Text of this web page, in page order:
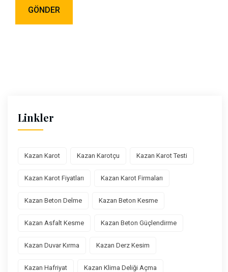
Linkler
Kazan Karot Kazan Karotçu Kazan Karot Testi
Kazan Karot Fiyatları Kazan Karot Firmaları
Kazan Beton Delme Kazan Beton Kesme
Kazan Asfalt Kesme Kazan Beton Güçlendirme
Kazan Duvar Kırma Kazan Derz Kesim
Kazan Hafriyat Kazan Klima Deliği Açma